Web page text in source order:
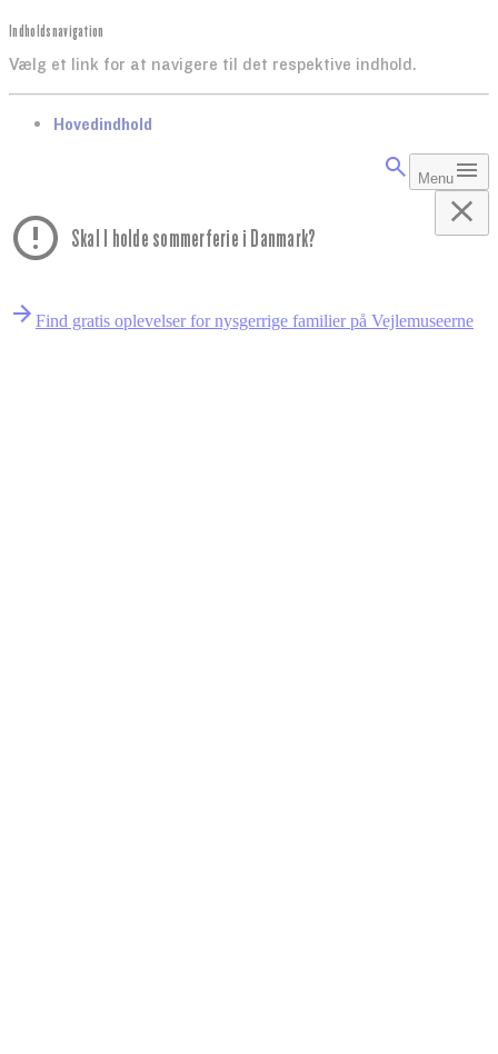
Indholdsnavigation
Vælg et link for at navigere til det respektive indhold.
gå til
Hovedindhold
Menu
Skal I holde sommerferie i Danmark?
Find gratis oplevelser for nysgerrige familier på Vejlemuseerne